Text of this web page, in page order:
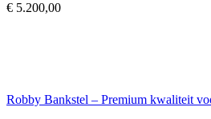
€ 5.200,00
Robby Bankstel – Premium kwaliteit